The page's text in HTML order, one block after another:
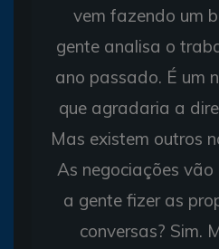
vem fazendo um
gente analisa o
ano passado. É um
que agradaria a
Mas existem outros
As negociações
a gente fizer as
conversas? Sim.